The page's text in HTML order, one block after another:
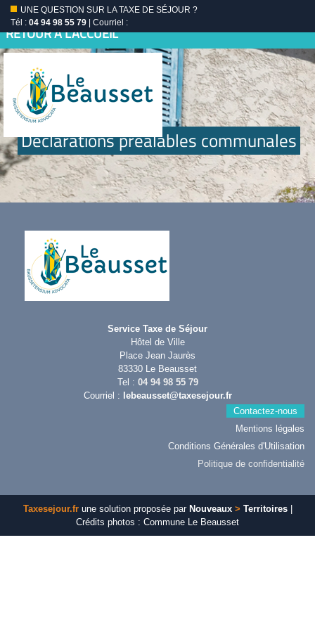
UNE QUESTION SUR LA TAXE DE SÉJOUR ?
Tél : 04 94 98 55 79 | Courriel :
RETOUR À L'ACCUEIL
Déclarations préalables communales
Service Taxe de Séjour
Hôtel de Ville
Place Jean Jaurès
83330 Le Beausset
Tel : 04 94 98 55 79
Courriel : lebeausset@taxesejour.fr
Contactez-nous
Mentions légales
Conditions Générales d'Utilisation
Politique de confidentialité
Taxesejour.frune solution proposée par Nouveaux > Territoires|
Crédits photos : Commune Le Beausset